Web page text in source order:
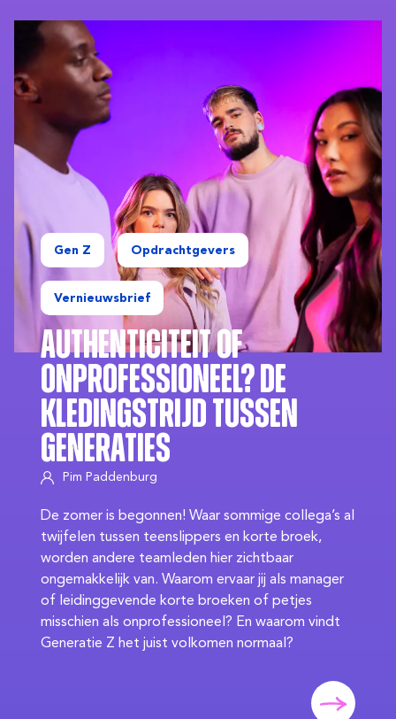
Gen Z Opdrachtgevers
Vernieuwsbrief
Authenticiteit of
Onprofessioneel? De
Kledingstrijd Tussen
Generaties
Pim Paddenburg
De zomer is begonnen! Waar sommige collega’s al
twijfelen tussen teenslippers en korte broek,
worden andere teamleden hier zichtbaar
ongemakkelijk van. Waarom ervaar jij als manager
of leidinggevende korte broeken of petjes
misschien als onprofessioneel? En waarom vindt
Generatie Z het juist volkomen normaal?